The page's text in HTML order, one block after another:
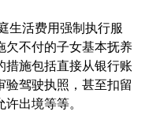
生活费用强制执行服
欠不付的子女基本抚养
措施包括直接从银行账
验驾驶执照，甚至扣留
出境等等。